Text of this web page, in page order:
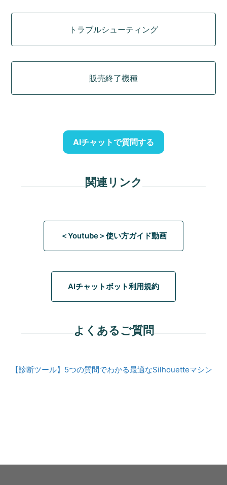
トラブルシューティング
販売終了機種
AIチャットで質問する
関連リンク
＜Youtube＞使い方ガイド動画
AIチャットボット利用規約
よくあるご質問
【診断ツール】5つの質問でわかる最適なSilhouetteマシン